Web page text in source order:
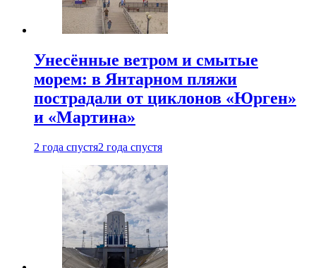
Унесённые ветром и смытые
морем: в Янтарном пляжи
пострадали от циклонов «Юрген»
и «Мартина»
2 года спустя2 года спустя